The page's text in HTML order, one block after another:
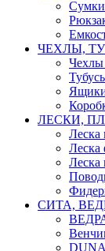
Сумки
ЧЕХЛЫ,
Чехлы
ЛЕСКИ,
Леска
Леска
Леска
СИТА,